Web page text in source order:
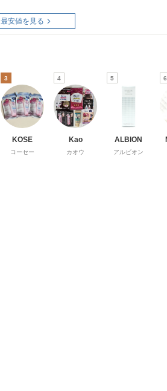
最安値を見る
3
KOSE
コーセー
4
Kao
カオウ
5
ALBION
アルビオン
6